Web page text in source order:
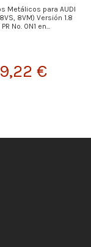
Metálicos para AUDI
8VM) Versión 1.8
PR No. 0N1 en...
€